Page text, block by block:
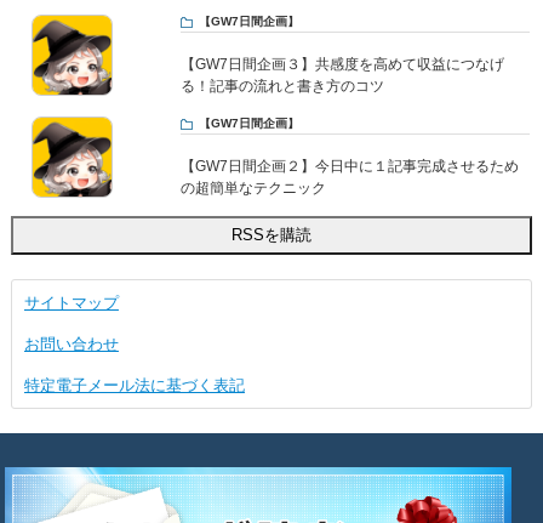
【GW7日間企画】
【GW7日間企画３】共感度を高めて収益につなげ
る！記事の流れと書き方のコツ
【GW7日間企画】
【GW7日間企画２】今日中に１記事完成させるため
の超簡単なテクニック
サイトマップ
お問い合わせ
特定電子メール法に基づく表記